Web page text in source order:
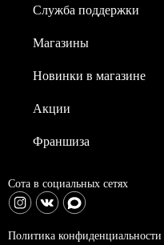
Служба поддержки
Магазины
Новинки в магазине
Акции
Франшиза
Сота в социальных сетях
Политика